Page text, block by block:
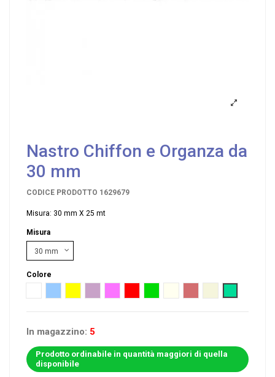
Nastro Chiffon e Organza da
30 mm
CODICE PRODOTTO 1629679
Misura: 30 mm X 25 mt
Misura
Colore
In magazzino: 5
Prodotto ordinabile in quantità maggiori di quella
disponibile